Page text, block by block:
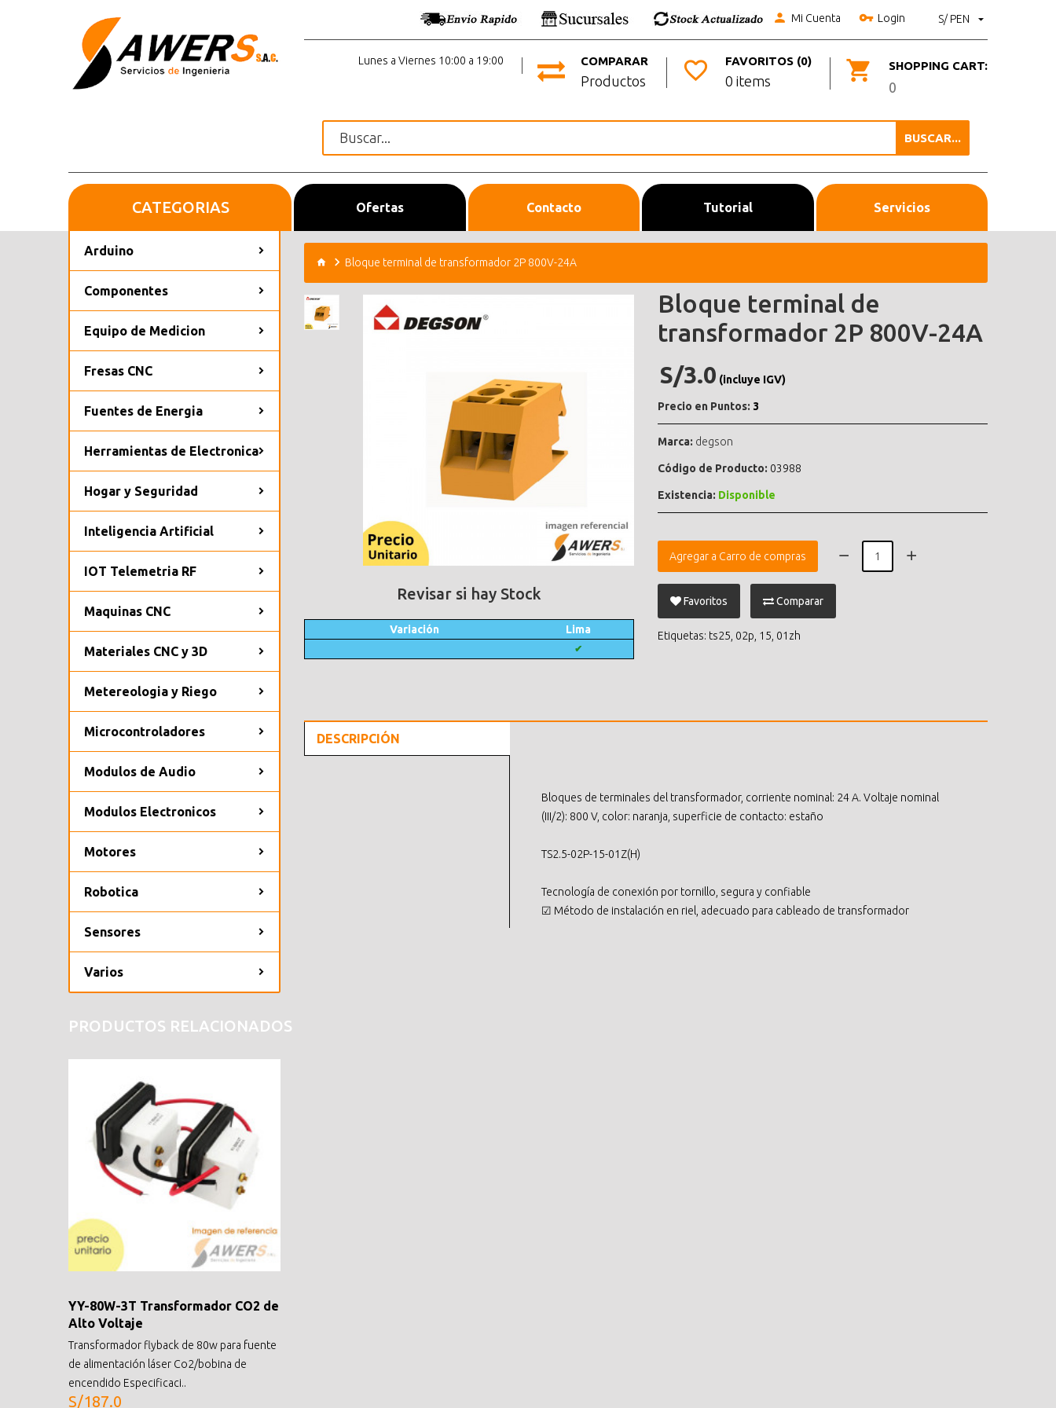
S/ PEN
Mi Cuenta Login
SHOPPING CART:
0
FAVORITOS (0)
0 items
COMPARAR
Productos
Lunes a Viernes 10:00 a 19:00
BUSCAR...
Inicio Ofertas Contacto Tutorial Servicios
CATEGORIAS
Arduino
Componentes
Equipo de Medicion
Fresas CNC
Fuentes de Energia
Herramientas de Electronica
Hogar y Seguridad
Inteligencia Artificial
IOT Telemetria RF
Maquinas CNC
Materiales CNC y 3D
Metereologia y Riego
Microcontroladores
Modulos de Audio
Modulos Electronicos
Motores
Robotica
Sensores
Varios
Bloque terminal de transformador 2P 800V-24A
Revisar si hay Stock
Variación Lima
✔
Bloque terminal de
transformador 2P 800V-24A
S/3.0 (incluye IGV)
Precio en Puntos: 3
Marca: degson
Código de Producto: 03988
Existencia: Disponible
Agregar a Carro de compras
Favoritos Comparar
Etiquetas: ts25 02p 15 01zh
DESCRIPCIÓN
Bloques de terminales del transformador, corriente nominal: 24 A. Voltaje nominal
(III/2): 800 V, color: naranja, superficie de contacto: estaño
TS2.5-02P-15-01Z(H)
Tecnología de conexión por tornillo, segura y confiable
☑ Método de instalación en riel, adecuado para cableado de transformador
PRODUCTOS RELACIONADOS
YY-80W-3T Transformador CO2 de
Alto Voltaje
Transformador flyback de 80w para fuente
de alimentación láser Co2/bobina de
encendido Especificaci..
S/187.0